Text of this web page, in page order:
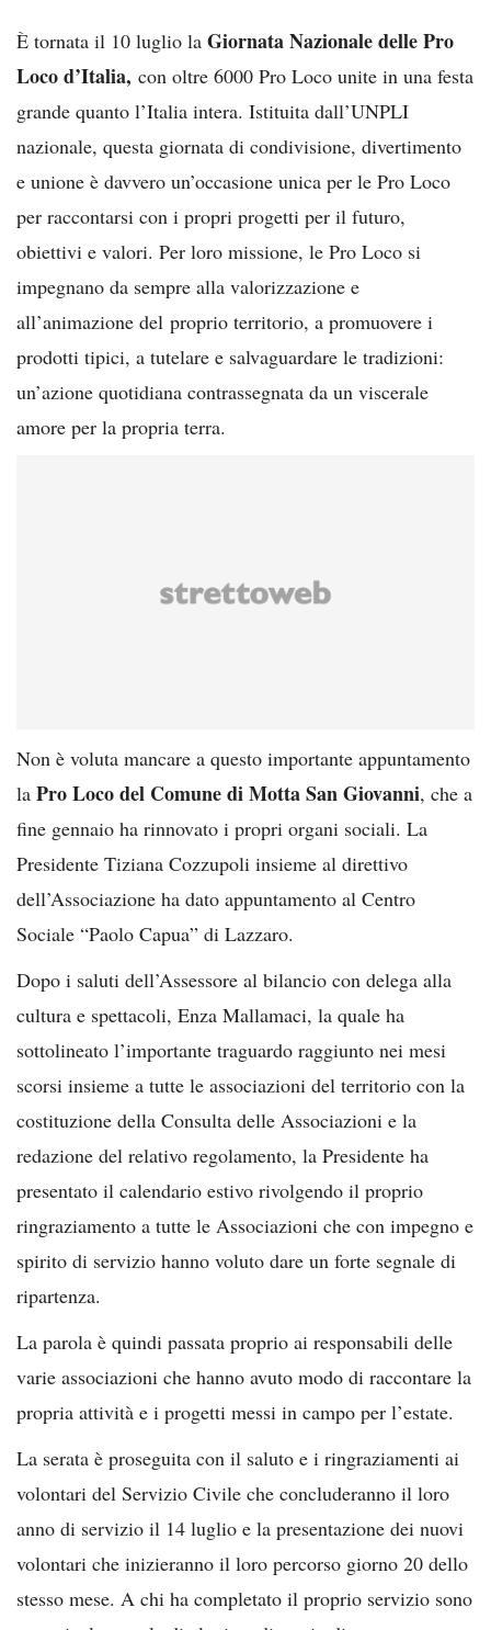
È tornata il 10 luglio la Giornata Nazionale delle Pro
Loco d’Italia, con oltre 6000 Pro Loco unite in una festa
grande quanto l’Italia intera. Istituita dall’UNPLI
nazionale, questa giornata di condivisione, divertimento
e unione è davvero un’occasione unica per le Pro Loco
per raccontarsi con i propri progetti per il futuro,
obiettivi e valori. Per loro missione, le Pro Loco si
impegnano da sempre alla valorizzazione e
all’animazione del proprio territorio, a promuovere i
prodotti tipici, a tutelare e salvaguardare le tradizioni:
un’azione quotidiana contrassegnata da un viscerale
amore per la propria terra.
Non è voluta mancare a questo importante appuntamento
la Pro Loco del Comune di Motta San Giovanni, che a
fine gennaio ha rinnovato i propri organi sociali. La
Presidente Tiziana Cozzupoli insieme al direttivo
dell’Associazione ha dato appuntamento al Centro
Sociale “Paolo Capua” di Lazzaro.
Dopo i saluti dell’Assessore al bilancio con delega alla
cultura e spettacoli, Enza Mallamaci, la quale ha
sottolineato l’importante traguardo raggiunto nei mesi
scorsi insieme a tutte le associazioni del territorio con la
costituzione della Consulta delle Associazioni e la
redazione del relativo regolamento, la Presidente ha
presentato il calendario estivo rivolgendo il proprio
ringraziamento a tutte le Associazioni che con impegno e
spirito di servizio hanno voluto dare un forte segnale di
ripartenza.
La parola è quindi passata proprio ai responsabili delle
varie associazioni che hanno avuto modo di raccontare la
propria attività e i progetti messi in campo per l’estate.
La serata è proseguita con il saluto e i ringraziamenti ai
volontari del Servizio Civile che concluderanno il loro
anno di servizio il 14 luglio e la presentazione dei nuovi
volontari che inizieranno il loro percorso giorno 20 dello
stesso mese. A chi ha completato il proprio servizio sono